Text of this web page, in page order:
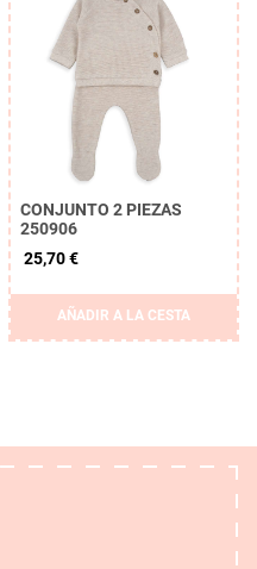
CONJUNTO 2 PIEZAS
250906
25,70 €
AÑADIR A LA CESTA